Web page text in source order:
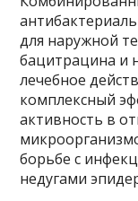
для наружной
бацитрацина и
лечебное
комплексный
активность в
борьбе с
недугами